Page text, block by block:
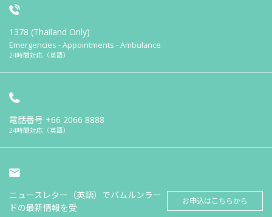
1378 (Thailand Only)
Emergencies - Appointments - Ambulance
24時間対応（英語）
電話番号 +66 2066 8888
24時間対応（英語）
ニュースレター（英語）でバムルンラー
ドの最新情報を受
お申込はこちらから